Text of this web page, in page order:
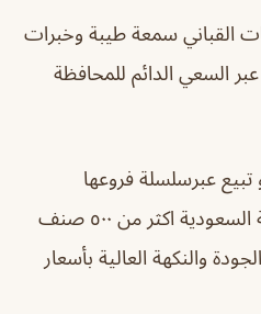
القباني سمعة طيبة وخبرات
السعي الدائم للمحافظة
تبيع عبرسلسلة فروعها
المنتشرة في المملكة العربية السعودية اكثر من ٥٠٠ صنف
والنكهة العالية بأسعار